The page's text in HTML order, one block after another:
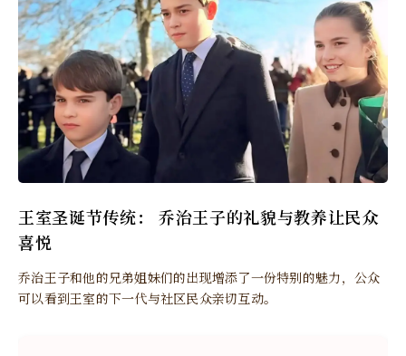
王室圣诞节传统： 乔治王子的礼貌与教养让民众
喜悦
乔治王子和他的兄弟姐妹们的出现增添了一份特别的魅力，公众
可以看到王室的下一代与社区民众亲切互动。